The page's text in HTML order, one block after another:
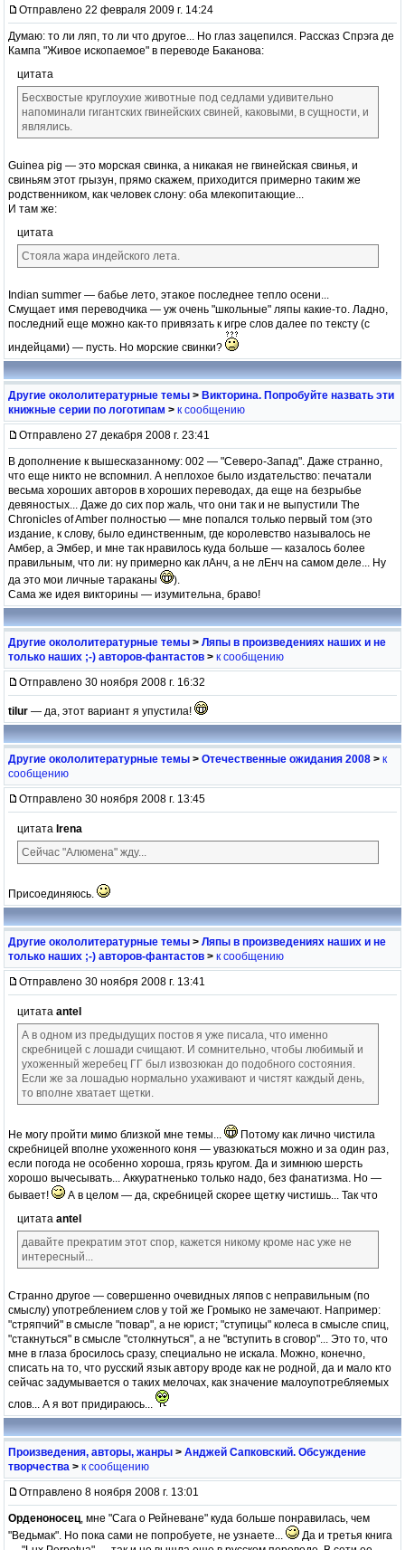
Отправлено 22 февраля 2009 г. 14:24
Думаю: то ли ляп, то ли что другое... Но глаз зацепился. Рассказ Спрэга де
Кампа "Живое ископаемое" в переводе Баканова:
цитата
Бесхвостые круглоухие животные под седлами удивительно
напоминали гигантских гвинейских свиней, каковыми, в сущности, и
являлись.
Guinea pig — это морская свинка, а никакая не гвинейская свинья, и
свиньям этот грызун, прямо скажем, приходится примерно таким же
родственником, как человек слону: оба млекопитающие...
И там же:
цитата
Стояла жара индейского лета.
Indian summer — бабье лето, этакое последнее тепло осени...
Смущает имя переводчика — уж очень "школьные" ляпы какие-то. Ладно,
последний еще можно как-то привязать к игре слов далее по тексту (с
индейцами) — пусть. Но морские свинки?
Другие окололитературные темы > Викторина. Попробуйте назвать эти
книжные серии по логотипам > к сообщению
Отправлено 27 декабря 2008 г. 23:41
В дополнение к вышесказанному: 002 — "Северо-Запад". Даже странно,
что еще никто не вспомнил. А неплохое было издательство: печатали
весьма хороших авторов в хороших переводах, да еще на безрыбье
девяностых... Даже до сих пор жаль, что они так и не выпустили The
Chronicles of Amber полностью — мне попался только первый том (это
издание, к слову, было единственным, где королевство называлось не
Амбер, а Эмбер, и мне так нравилось куда больше — казалось более
правильным, что ли: ну примерно как лАнч, а не лЕнч на самом деле... Ну
да это мои личные тараканы
).
Сама же идея викторины — изумительна, браво!
Другие окололитературные темы > Ляпы в произведениях наших и не
только наших ;-) авторов-фантастов > к сообщению
Отправлено 30 ноября 2008 г. 16:32
tilur — да, этот вариант я упустила!
Другие окололитературные темы > Отечественные ожидания 2008 > к
сообщению
Отправлено 30 ноября 2008 г. 13:45
цитата Irena
Сейчас "Алюмена" жду...
Присоединяюсь.
Другие окололитературные темы > Ляпы в произведениях наших и не
только наших ;-) авторов-фантастов > к сообщению
Отправлено 30 ноября 2008 г. 13:41
цитата antel
А в одном из предыдущих постов я уже писала, что именно
скребницей с лошади счищают. И сомнительно, чтобы любимый и
ухоженный жеребец ГГ был извозюкан до подобного состояния.
Если же за лошадью нормально ухаживают и чистят каждый день,
то вполне хватает щетки.
Не могу пройти мимо близкой мне темы...
Потому как лично чистила
скребницей вполне ухоженного коня — увазюкаться можно и за один раз,
если погода не особенно хороша, грязь кругом. Да и зимнюю шерсть
хорошо вычесывать... Аккуратненько только надо, без фанатизма. Но —
бывает!
А в целом — да, скребницей скорее щетку чистишь... Так что
цитата antel
давайте прекратим этот спор, кажется никому кроме нас уже не
интересный...
Странно другое — совершенно очевидных ляпов с неправильным (по
смыслу) употреблением слов у той же Громыко не замечают. Например:
"стряпчий" в смысле "повар", а не юрист; "ступицы" колеса в смысле спиц,
"стакнуться" в смысле "столкнуться", а не "вступить в сговор"... Это то, что
мне в глаза бросилось сразу, специально не искала. Можно, конечно,
списать на то, что русский язык автору вроде как не родной, да и мало кто
сейчас задумывается о таких мелочах, как значение малоупотребляемых
слов... А я вот придираюсь...
Произведения, авторы, жанры > Анджей Сапковский. Обсуждение
творчества > к сообщению
Отправлено 8 ноября 2008 г. 13:01
Орденоносец, мне "Сага о Рейневане" куда больше понравилась, чем
"Ведьмак". Но пока сами не попробуете, не узнаете...
Да и третья книга